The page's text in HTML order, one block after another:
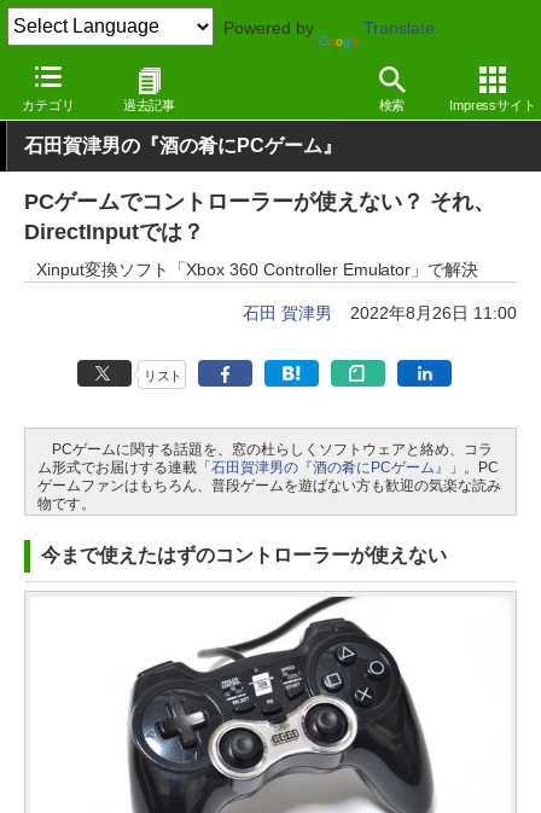
Powered by Translate
カテゴリ 過去記事 検索 Impressサイト
窓の杜 エンタメ ゲーム
石田賀津男の『酒の肴にPCゲーム』
PCゲームでコントローラーが使えない？ それ、
DirectInputでは？
Xinput変換ソフト「Xbox 360 Controller Emulator」で解決
石田 賀津男 2022年8月26日 11:00
リスト
PCゲームに関する話題を、窓の杜らしくソフトウェアと絡め、コラ
ム形式でお届けする連載「 石田賀津男の『酒の肴にPCゲーム』
」。PC
ゲームファンはもちろん、普段ゲームを遊ばない方も歓迎の気楽な読み
物です。
今まで使えたはずのコントローラーが使えない